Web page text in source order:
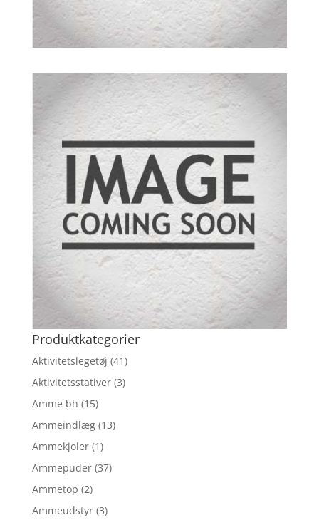
Produktkategorier
Aktivitetslegetøj (41)
Aktivitetsstativer (3)
Amme bh (15)
Ammeindlæg (13)
Ammekjoler (1)
Ammepuder (37)
Ammetop (2)
Ammeudstyr (3)